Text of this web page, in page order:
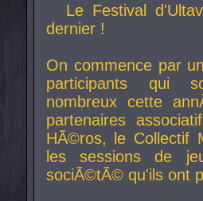
Le Festival
dernier !
On commence par
participants qui
nombreux cette
partenaires
HÃ©ros, le Collectif
les sessions de
sociÃ©tÃ© qu'ils ont